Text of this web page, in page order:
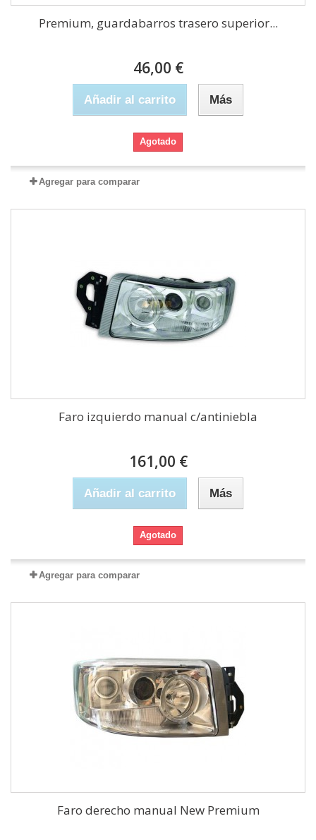
Premium, guardabarros trasero superior...
46,00 €
Añadir al carrito Más
Agotado
Agregar para comparar
Faro izquierdo manual c/antiniebla
161,00 €
Añadir al carrito Más
Agotado
Agregar para comparar
Faro derecho manual New Premium